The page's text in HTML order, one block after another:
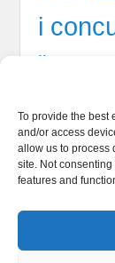
To provide the best
and/or access
allow us to process
site. Not
features and
i
llengua
Qui som